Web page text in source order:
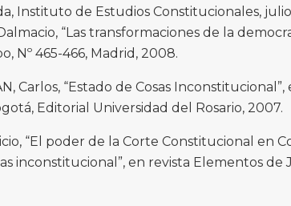
Instituto de Estudios Constitucionales,
“Las transformaciones de la
Nº 465-466, Madrid, 2008.
Carlos, “Estado de Cosas Inconstitucional”,
Editorial Universidad del Rosario, 2007.
“El poder de la Corte Constitucional en
inconstitucional”, en revista Elementos de